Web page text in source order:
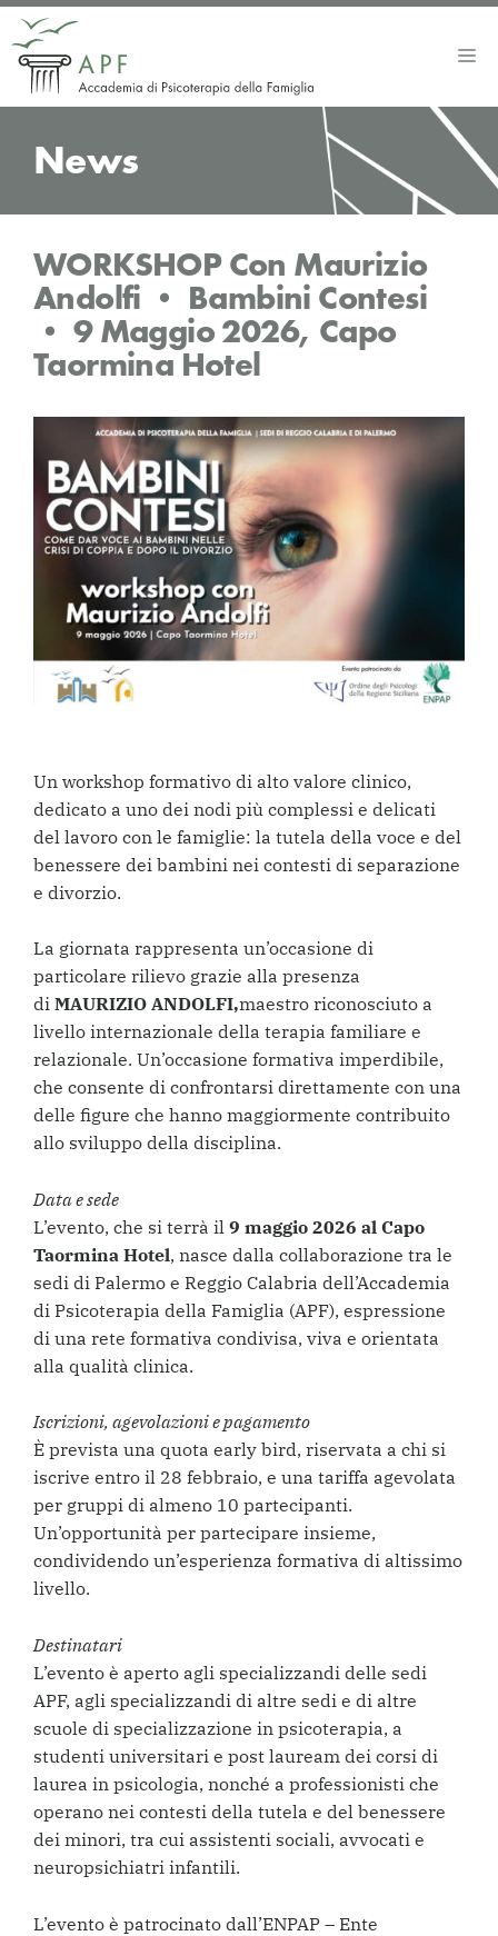
Vai
al
contenuto
News
WORKSHOP Con Maurizio
Andolfi • Bambini Contesi
• 9 Maggio 2026, Capo
Taormina Hotel
Un workshop formativo di alto valore clinico,
dedicato a uno dei nodi più complessi e delicati
del lavoro con le famiglie: la tutela della voce e del
benessere dei bambini nei contesti di separazione
e divorzio.
La giornata rappresenta un’occasione di
particolare rilievo grazie alla presenza
di MAURIZIO ANDOLFI,maestro riconosciuto a
livello internazionale della terapia familiare e
relazionale. Un’occasione formativa imperdibile,
che consente di confrontarsi direttamente con una
delle figure che hanno maggiormente contribuito
allo sviluppo della disciplina.
Data e sede
L’evento, che si terrà il 9 maggio 2026 al Capo
Taormina Hotel, nasce dalla collaborazione tra le
sedi di Palermo e Reggio Calabria dell’Accademia
di Psicoterapia della Famiglia (APF), espressione
di una rete formativa condivisa, viva e orientata
alla qualità clinica.
Iscrizioni, agevolazioni e pagamento
È prevista una quota early bird, riservata a chi si
iscrive entro il 28 febbraio, e una tariffa agevolata
per gruppi di almeno 10 partecipanti.
Un’opportunità per partecipare insieme,
condividendo un’esperienza formativa di altissimo
livello.
Destinatari
L’evento è aperto agli specializzandi delle sedi
APF, agli specializzandi di altre sedi e di altre
scuole di specializzazione in psicoterapia, a
studenti universitari e post lauream dei corsi di
laurea in psicologia, nonché a professionisti che
operano nei contesti della tutela e del benessere
dei minori, tra cui assistenti sociali, avvocati e
neuropsichiatri infantili.
L’evento è patrocinato dall’ENPAP – Ente